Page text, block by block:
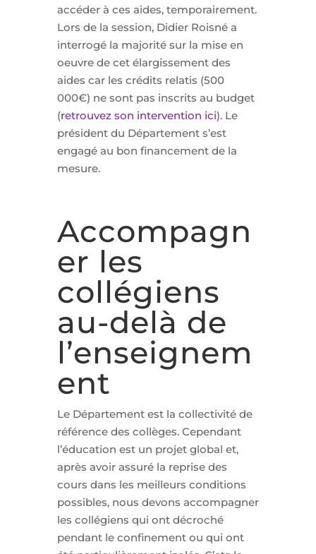
accéder à ces aides, temporairement.
Lors de la session, Didier Roisné a
interrogé la majorité sur la mise en
oeuvre de cet élargissement des
aides car les crédits relatis (500
000€) ne sont pas inscrits au budget
(retrouvez son intervention ici). Le
président du Département s’est
engagé au bon financement de la
mesure.
Accompagn
er les
collégiens
au-delà de
l’enseignem
ent
Le Département est la collectivité de
référence des collèges. Cependant
l’éducation est un projet global et,
après avoir assuré la reprise des
cours dans les meilleurs conditions
possibles, nous devons accompagner
les collégiens qui ont décroché
pendant le confinement ou qui ont